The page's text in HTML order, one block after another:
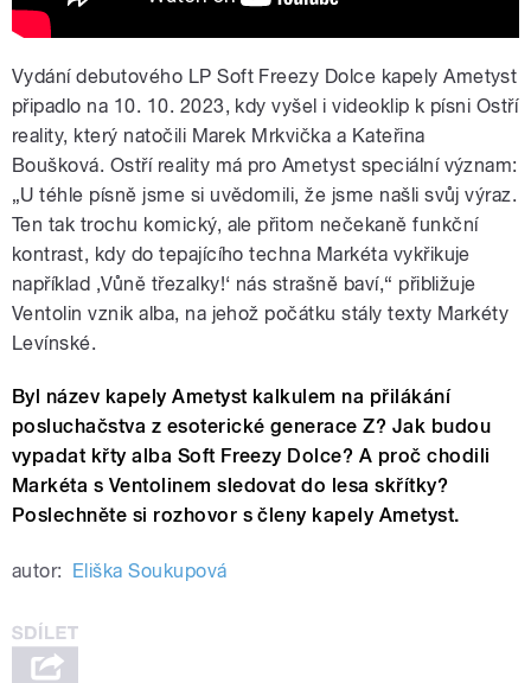
Vydání debutového LP Soft Freezy Dolce kapely Ametyst
připadlo na 10. 10. 2023, kdy vyšel i videoklip k písni Ostří
reality, který natočili Marek Mrkvička a Kateřina
Boušková. Ostří reality má pro Ametyst speciální význam:
„U téhle písně jsme si uvědomili, že jsme našli svůj výraz.
Ten tak trochu komický, ale přitom nečekaně funkční
kontrast, kdy do tepajícího techna Markéta vykřikuje
například ‚Vůně třezalky!‘ nás strašně baví,“ přibližuje
Ventolin vznik alba, na jehož počátku stály texty Markéty
Levínské.
Byl název kapely Ametyst kalkulem na přilákání
posluchačstva z esoterické generace Z? Jak budou
vypadat křty alba Soft Freezy Dolce? A proč chodili
Markéta s Ventolinem sledovat do lesa skřítky?
Poslechněte si rozhovor s členy kapely Ametyst.
autor: Eliška Soukupová